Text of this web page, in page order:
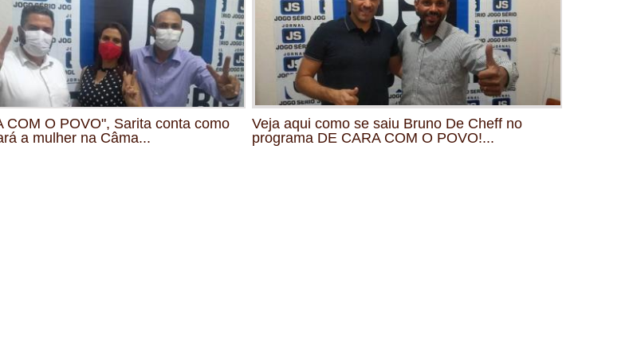
COM O POVO", Sarita conta como
a mulher na Câma...
Veja aqui como se saiu Bruno De Cheff no
programa DE CARA COM O POVO!...